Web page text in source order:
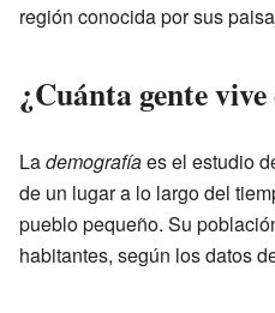
región conocida por sus
¿Cuánta gente
Lademografíaes el estudio
de un lugar a lo largo del
pueblo pequeño. Su
habitantes, según los datos